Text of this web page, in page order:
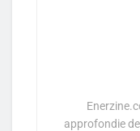
approfondie